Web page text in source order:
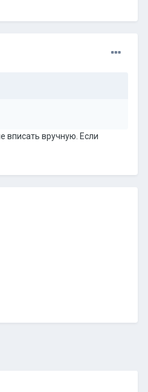
вписать вручную. Если